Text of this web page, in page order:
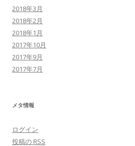
2018年3月
2018年2月
2018年1月
2017年10月
2017年9月
2017年7月
メタ情報
ログイン
投稿の RSS